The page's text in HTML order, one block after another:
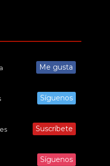
Me gusta
Síguenos
Suscríbete
Síguenos